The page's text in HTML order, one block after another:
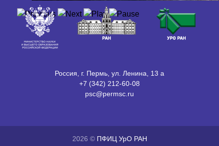
Россия, г. Пермь, ул. Ленина, 13 а
+7 (342) 212-60-08
psc@permsc.ru
2026 © ПФИЦ УрО РАН